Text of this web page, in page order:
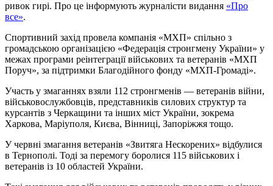
ривок гирі. Про це інформують журналісти видання «Про
все».
Спортивний захід провела компанія «МХП» спільно з
громадською організацією «Федерація стронгмену України» у
межах програми реінтеграції військових та ветеранів «МХП
Поруч», за підтримки Благодійного фонду «МХП-Громаді».
Участь у змаганнях взяли 112 стронгменів — ветеранів війни,
військовослужбовців, представників силових структур та
курсантів з Черкащини та інших міст України, зокрема
Харкова, Маріуполя, Києва, Вінниці, Запоріжжя тощо.
У червні змагання ветеранів «Звитяга Нескорених» відбулися
в Тернополі. Тоді за перемогу боролися 115 військових і
ветеранів із 10 областей України.